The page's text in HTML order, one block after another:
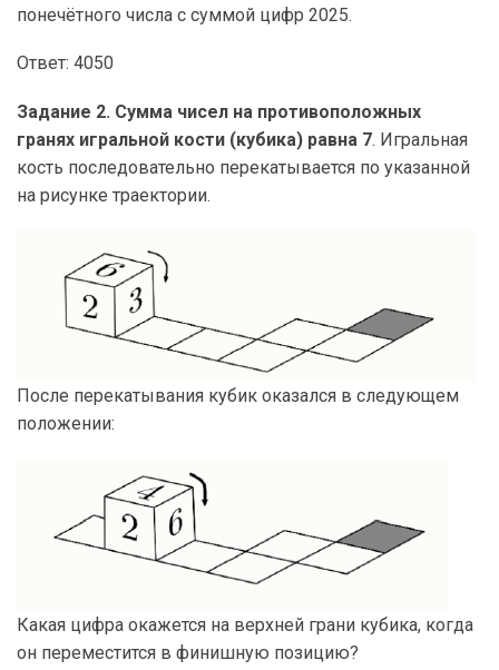
понечётного числа с суммой цифр 2025.
Ответ: 4050
Задание 2. Сумма чисел на противоположных
гранях игральной кости (кубика) равна 7. Игральная
кость последовательно перекатывается по указанной
на рисунке траектории.
После перекатывания кубик оказался в следующем
положении:
Какая цифра окажется на верхней грани кубика, когда
он переместится в финишную позицию?